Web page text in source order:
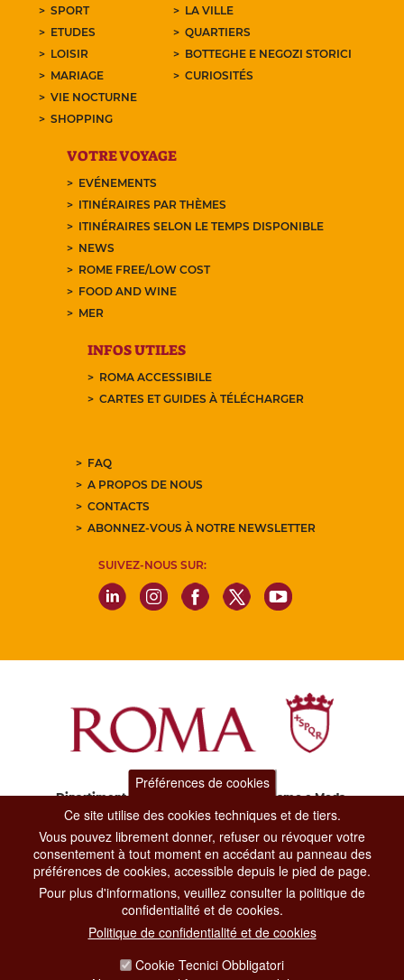
SPORT
ETUDES
LOISIR
MARIAGE
VIE NOCTURNE
SHOPPING
LA VILLE
QUARTIERS
BOTTEGHE E NEGOZI STORICI
CURIOSITÉS
VOTRE VOYAGE
EVÉNEMENTS
ITINÉRAIRES PAR THÈMES
ITINÉRAIRES SELON LE TEMPS DISPONIBLE
NEWS
ROME FREE/LOW COST
FOOD AND WINE
MER
INFOS UTILES
ROMA ACCESSIBILE
CARTES ET GUIDES À TÉLÉCHARGER
FAQ
A PROPOS DE NOUS
CONTACTS
ABONNEZ-VOUS À NOTRE NEWSLETTER
SUIVEZ-NOUS SUR:
Dipartimento Grandi Eventi, Sport, Turismo e Moda.
Via di San Basilio, 51
00187 Roma
CONTACT CENTER TEL. 06 06 08
CONTATTA LA REDAZIONE
PRIVACY
Préférences de cookies
Ce site utilise des cookies techniques et de tiers.
Vous pouvez librement donner, refuser ou révoquer votre
consentement à tout moment en accédant au panneau des
préférences de cookies, accessible depuis le pied de page.
Pour plus d'informations, veuillez consulter la politique de
confidentialité et de cookies.
Politique de confidentialité et de cookies
Cookie Tecnici Obbligatori